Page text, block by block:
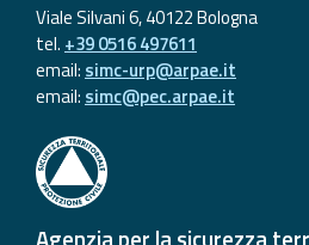
Viale Silvani 6, 40122 Bologna
tel. +39 0516 497611
email: simc-urp@arpae.it
email: simc@pec.arpae.it